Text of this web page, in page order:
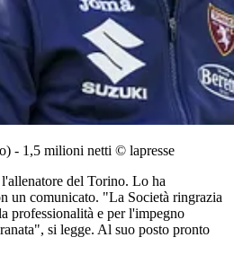
- 1,5 milioni netti © lapresse
del Torino. Lo ha
un comunicato. "La Società ringrazia
professionalità e per l'impegno
si legge. Al suo posto pronto